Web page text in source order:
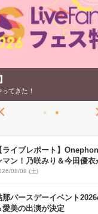
てきた！
ライブレポート】
マン！乃咲みり＆今田優衣
新体制1st
08/08 (土)
那バースデーイベント
愛美の出演が決定